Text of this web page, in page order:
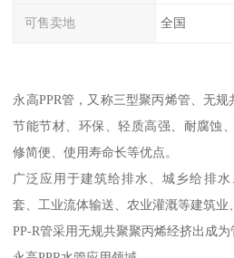
可售卖地 全国
永高PPR管，又称三型聚丙烯管、无
节能节材、环保、轻质高强、耐腐蚀
修简便、使用寿命长等优点。
广泛应用于建筑给排水、城乡给排
套、工业流体输送、农业灌溉等建筑业
PP-R管采用无规共聚聚丙烯经挤出成为